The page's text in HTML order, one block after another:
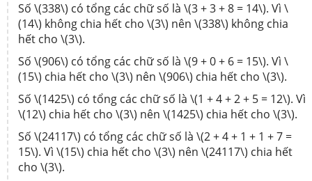
Số \(338\) có tổng các chữ số là \(3 + 3 + 8 = 14\). Vì \
(14\) không chia hết cho \(3\) nên \(338\) không chia
hết cho \(3\).
Số \(906\) có tổng các chữ số là \(9 + 0 + 6 = 15\). Vì \
(15\) chia hết cho \(3\) nên \(906\) chia hết cho \(3\).
Số \(1425\) có tổng các chữ số là \(1 + 4 + 2 + 5 = 12\). Vì
\(12\) chia hết cho \(3\) nên \(1425\) chia hết cho \(3\).
Số \(24117\) có tổng các chữ số là \(2 + 4 + 1 + 1 + 7 =
15\). Vì \(15\) chia hết cho \(3\) nên \(24117\) chia hết
cho \(3\).